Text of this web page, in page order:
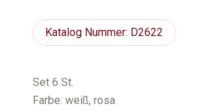
Katalog Nummer: D2622
Set 6 St.
Farbe: weiß, rosa